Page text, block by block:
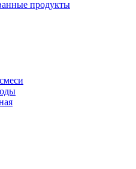
продукты